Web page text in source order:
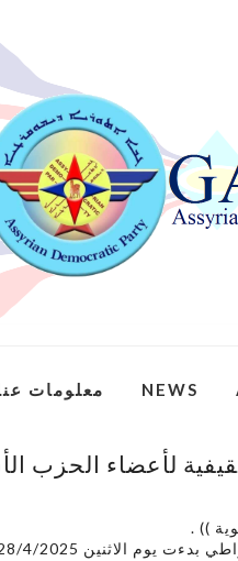
معلومات NEWS
لأعضاء الحزب
)) .